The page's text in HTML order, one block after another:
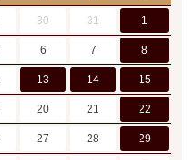
30 31 1
6 7 8
13 14 15
20 21 22
27 28 29